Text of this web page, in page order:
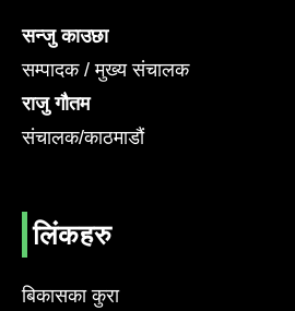
सन्जु काउछा
सम्पादक / मुख्य संचालक
राजु गौतम
संचालक/काठमाडौं
लिंकहरु
बिकासका कुरा